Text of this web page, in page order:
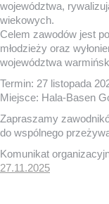
województwa,
wiekowych.
Celem zawodów jest
młodzieży oraz
województwa
Termin: 27 listopada
Miejsce: Hala-Basen
Zapraszamy
do wspólnego
Komunikat
27.11.2025